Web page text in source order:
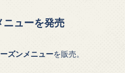
ニューを発売
ズンメニューを販売。